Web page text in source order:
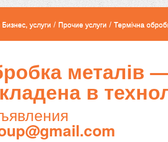
Бизнес, услуги / Прочие услуги / Термічна
металів
в